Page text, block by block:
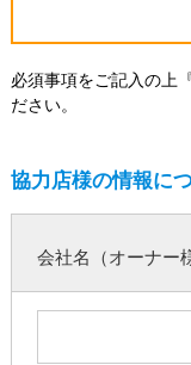
必須事項をご記入の上
ださい。
協力店様の情報に
会社名（オーナー